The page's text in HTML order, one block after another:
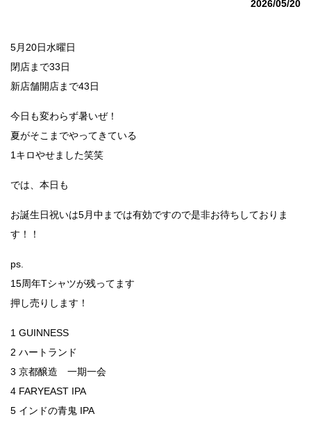
2026/05/20
5月20日水曜日
閉店まで33日
新店舗開店まで43日
今日も変わらず暑いぜ！
夏がそこまでやってきている
1キロやせました笑笑
では、本日も
お誕生日祝いは5月中までは有効ですので是非お待ちしておりま
す！！
ps.
15周年Tシャツが残ってます
押し売りします！
1 GUINNESS
2 ハートランド
3 京都醸造 一期一会
4 FARYEAST IPA
5 インドの青鬼 IPA